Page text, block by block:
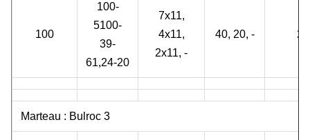
100
100-
5100-
39-
61,24-20
7x11,
4x11,
2x11, -
40, 20, - 2
Marteau : Bulroc 3